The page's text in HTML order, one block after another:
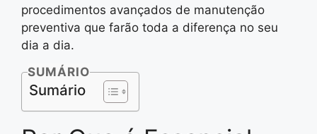
procedimentos avançados de manutenção
preventiva que farão toda a diferença no seu
dia a dia.
SUMÁRIO
Sumário